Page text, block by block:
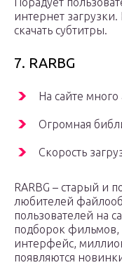
интернет
скачать субтитры.
7. RARBG
На сайте
Огромная
Скорость
RARBG – старый и
любителей
пользователей на
подборок фильмов,
интерфейс,
появляются